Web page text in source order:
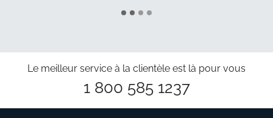
Le meilleur service à la clientèle est là pour vous
1 800 585 1237